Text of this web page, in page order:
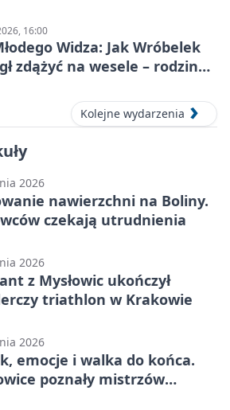
16:00
Widza: Jak Wróbelek
zdążyć na wesele – rodzinny
Kolejne wydarzenia
2026
nawierzchni na Boliny.
czekają utrudnienia
2026
z Mysłowic ukończył
triathlon w Krakowie
2026
emocje i walka do końca.
poznały mistrzów